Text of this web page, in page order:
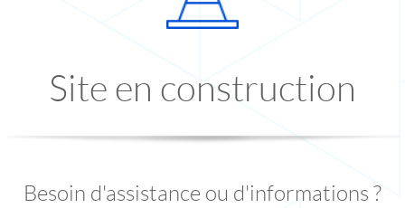
Site en construction
Besoin d'assistance ou d'informations ?